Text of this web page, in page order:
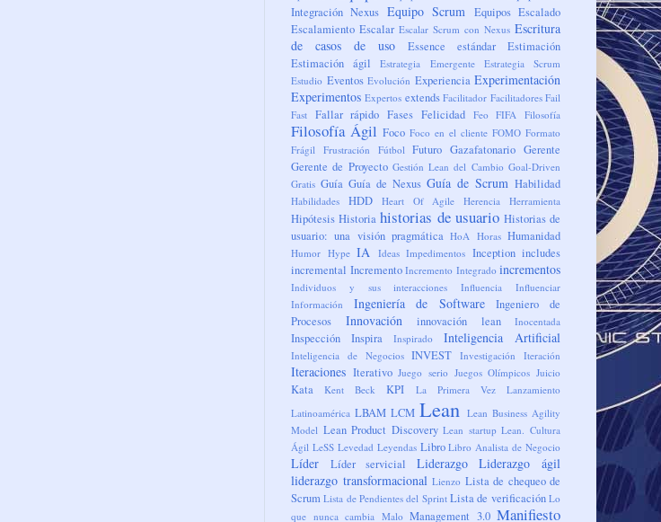
Integración Nexus Equipo Scrum Equipos Escalado
Escalamiento Escalar Escalar Scrum con Nexus Escritura
de casos de uso
Essence estándar
Estimación
Estimación ágil
Estrategia Emergente
Estrategia Scrum
Estudio Eventos Evolución Experiencia Experimentación
Experimentos Expertos extends Facilitador Facilitadores Fail
Fast Fallar rápido Fases Felicidad Feo FIFA Filosofía
Filosofía Ágil Foco Foco en el cliente FOMO Formato
Frágil Frustración Fútbol Futuro Gazafatonario Gerente
Gerente de Proyecto Gestión Lean del Cambio Goal-Driven
Gratis Guía Guía de Nexus Guía de Scrum Habilidad
Habilidades HDD Heart Of Agile Herencia Herramienta
Hipótesis Historia historias de usuario Historias de
usuario: una visión pragmática HoA Horas Humanidad
Humor Hype IA Ideas Impedimentos Inception includes
incremental Incremento Incremento Integrado incrementos
Individuos y sus interacciones Influencia
Influenciar
Información
Ingeniería de Software
Ingeniero de
Procesos
Innovación innovación lean Inocentada
Inspección Inspira Inspirado Inteligencia Artificial
Inteligencia de Negocios INVEST Investigación Iteración
Iteraciones Iterativo Juego serio Juegos Olímpicos Juicio
Kata Kent Beck KPI La Primera Vez
Lanzamiento
Latinoamérica LBAM LCM Lean Lean Business Agility
Model Lean Product Discovery Lean startup Lean. Cultura
Ágil LeSS Levedad Leyendas Libro Libro Analista de Negocio
Líder Líder servicial Liderazgo
Liderazgo ágil
liderazgo transformacional Lienzo Lista de chequeo de
Scrum Lista de Pendientes del Sprint Lista de verificación Lo
que nunca cambia Malo Management 3.0 Manifiesto